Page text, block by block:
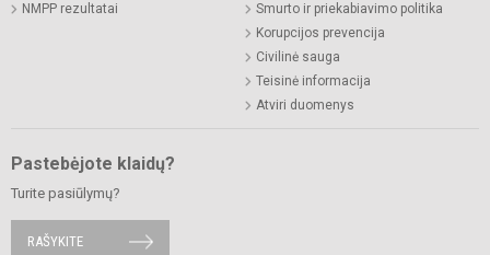
NMPP rezultatai
Smurto ir priekabiavimo politika
Korupcijos prevencija
Civilinė sauga
Teisinė informacija
Atviri duomenys
Pastebėjote klaidų?
Turite pasiūlymų?
RAŠYKITE